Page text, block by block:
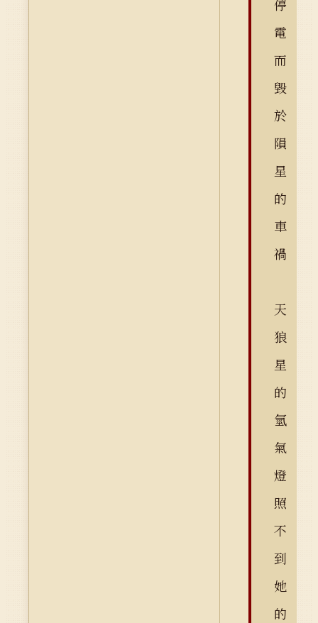
停
電
而
毀
於
隕
星
的
車
禍
天
狼
星
的
氫
氣
燈
照
不
到
她
的